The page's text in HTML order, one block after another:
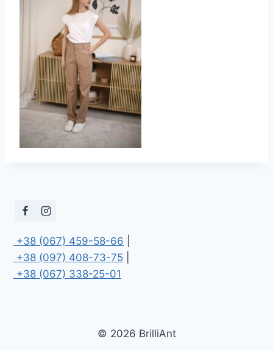
+38 (067) 459-58-66
+38 (097) 408-73-75
+38 (067) 338-25-01
© 2026 BrilliAnt